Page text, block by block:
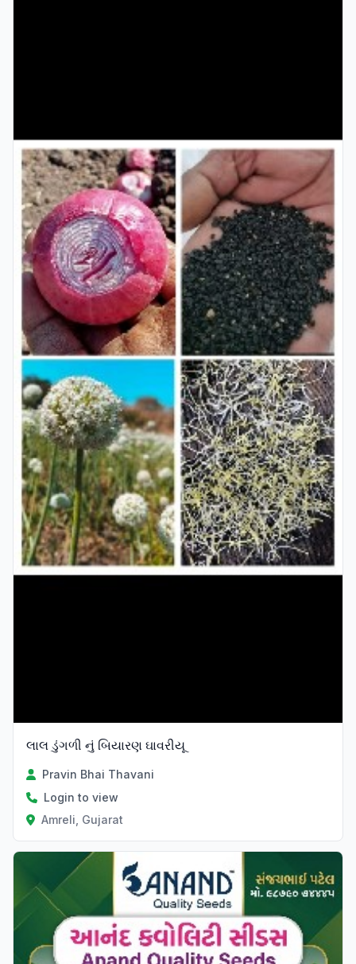
લાલ ડુંગળી નું બિયારણ ઘાવરીયૂ
Pravin Bhai Thavani
Login to view
Amreli, Gujarat